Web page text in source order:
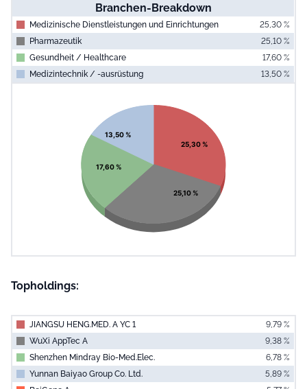
Branchen-Breakdown
Medizinische Dienstleistungen und Einrichtungen
25,30 %
Pharmazeutik
25,10 %
Gesundheit / Healthcare
17,60 %
Medizintechnik / -ausrüstung
13,50 %
Pie chart with 4 slices.
View as data table, Chart
25,30 %
25,10 %
17,60 %
13,50 %
Topholdings:
JIANGSU HENG.MED. A YC 1
9,79 %
WuXi AppTec A
9,38 %
Shenzhen Mindray Bio-Med.Elec.
6,78 %
Yunnan Baiyao Group Co. Ltd.
5,89 %